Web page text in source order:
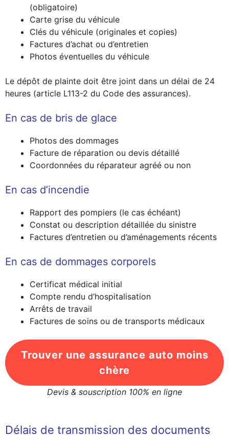
(obligatoire)
Carte grise du véhicule
Clés du véhicule (originales et copies)
Factures d’achat ou d’entretien
Photos éventuelles du véhicule
Le dépôt de plainte doit être joint dans un délai de 24
heures (article L113-2 du Code des assurances).
En cas de bris de glace
Photos des dommages
Facture de réparation ou devis détaillé
Coordonnées du réparateur agréé ou non
En cas d’incendie
Rapport des pompiers (le cas échéant)
Constat ou description détaillée du sinistre
Factures d’entretien ou d’aménagements récents
En cas de dommages corporels
Certificat médical initial
Compte rendu d’hospitalisation
Arrêts de travail
Factures de soins ou de transports médicaux
Trouver une assurance auto moins
chère
Devis & souscription 100% en ligne
Délais de transmission des documents